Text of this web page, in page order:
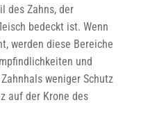
des Zahns, der
bedeckt ist. Wenn
werden diese Bereiche
und
weniger Schutz
auf der Krone des